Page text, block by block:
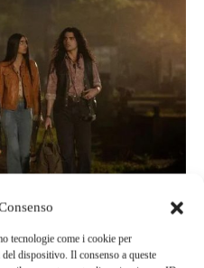
tecnologie come i cookie per
dispositivo. Il consenso a queste
di The Winchesters anche